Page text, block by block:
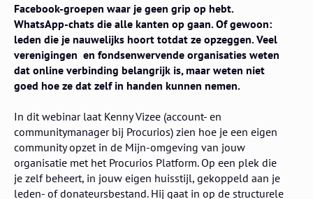
Facebook-groepen waar je geen grip op hebt.
WhatsApp-chats die alle kanten op gaan. Of gewoon:
leden die je nauwelijks hoort totdat ze opzeggen. Veel
verenigingen en fondsenwervende organisaties weten
dat online verbinding belangrijk is, maar weten niet
goed hoe ze dat zelf in handen kunnen nemen.
In dit webinar laat Kenny Vizee (account- en
communitymanager bij Procurios) zien hoe je een eigen
community opzet in de Mijn-omgeving van jouw
organisatie met het Procurios Platform. Op een plek die
je zelf beheert, in jouw eigen huisstijl, gekoppeld aan je
leden- of donateursbestand. Hij gaat in op de structurele